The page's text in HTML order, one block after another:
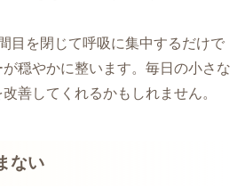
目を閉じて呼吸に集中するだけで
穏やかに整います。毎日の小さな
善してくれるかもしれません。
ない